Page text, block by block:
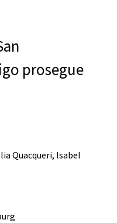
prosegue
Quacqueri, Isabel